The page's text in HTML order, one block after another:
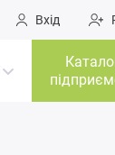
Вхід